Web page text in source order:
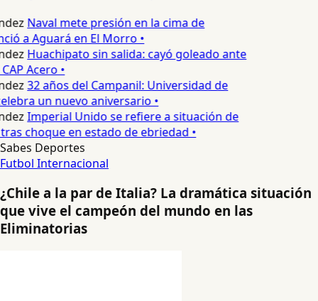
Naval mete presión en la cima de
a Aguará en El Morro •
Huachipato sin salida: cayó goleado ante
Acero •
32 años del Campanil: Universidad de
un nuevo aniversario •
Imperial Unido se refiere a situación de
choque en estado de ebriedad •
Sabes Deportes
Futbol Internacional
¿Chile a la par de Italia? La dramática situación
que vive el campeón del mundo en las
Eliminatorias